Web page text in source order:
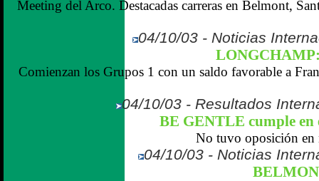
Meeting del Arco. Destacadas carreras en Belmont,
04/10/03 - Noticias
Comienzan los Grupos 1 con un saldo favorable a
04/10/03 - Resultados
BE GENTLE cumple
No tuvo oposición
04/10/03 - Noticias